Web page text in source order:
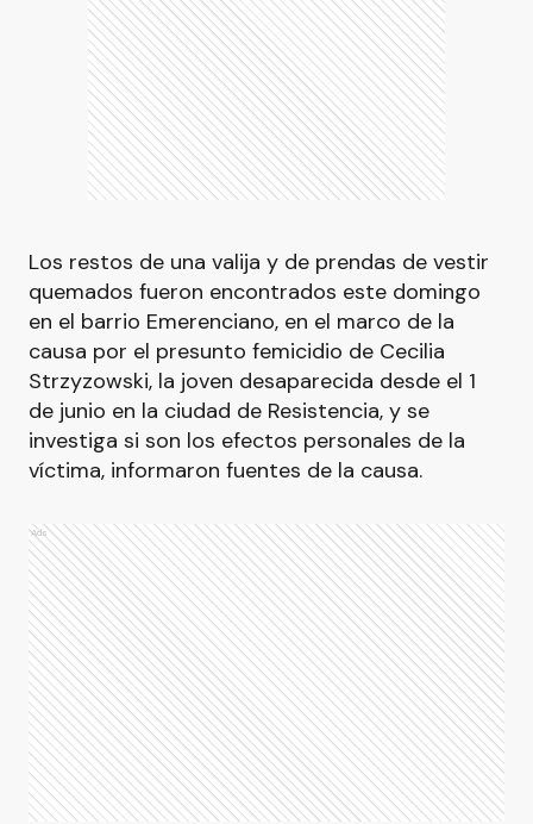
Los restos de una valija y de prendas de vestir
quemados fueron encontrados este domingo
en el barrio Emerenciano, en el marco de la
causa por el presunto femicidio de Cecilia
Strzyzowski, la joven desaparecida desde el 1
de junio en la ciudad de Resistencia, y se
investiga si son los efectos personales de la
víctima, informaron fuentes de la causa.
Ads